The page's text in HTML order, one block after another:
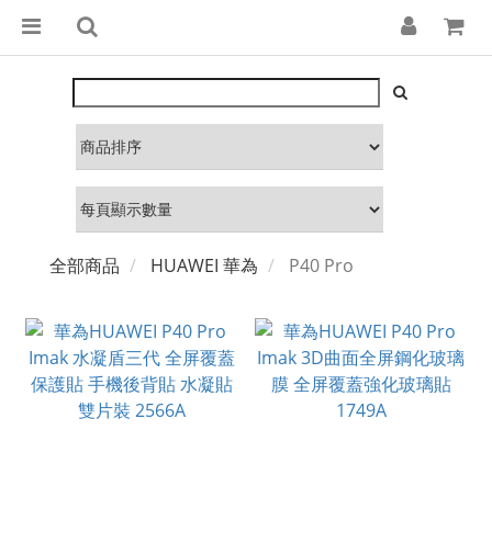
全部商品 HUAWEI 華為 P40 Pro